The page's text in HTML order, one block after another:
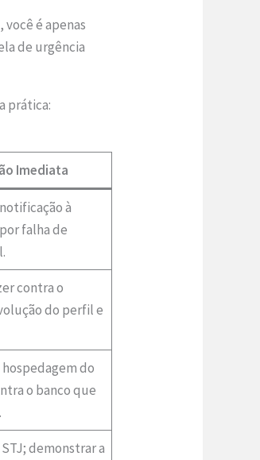
é apenas
de urgência
prática:
Imediata
à
falha de
contra o
do perfil e
hospedagem do
o banco que
demonstrar a